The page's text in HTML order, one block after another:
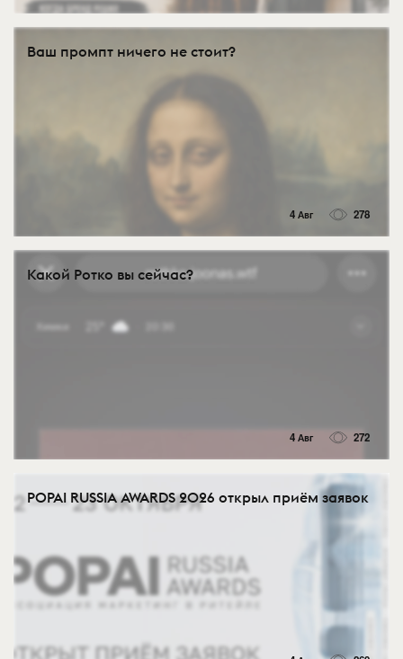
Ваш промпт ничего не стоит?
4 Авг 278
Какой Ротко вы сейчас?
4 Авг 272
POPAI RUSSIA AWARDS 2026 открыл приём заявок